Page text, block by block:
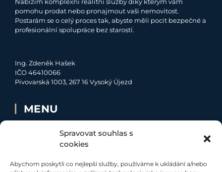
Spravovat souhlas s
cookies
Abychom poskytli co nejlepší služby, používáme k ukládání a/nebo
Nabízím komplexní realitní služby díky kterým vám
pomohu prodat nebo pronajmout vaši nemovitost.
Postarám se o celý proces tak, abyste měli pocit bezpečné a
profesionální spolupráce bez starostí.
Ing. Zdeněk Hašek
IČO 46410066
Pivovarská 1003, 267 16 Vysoký Újezd
MENU